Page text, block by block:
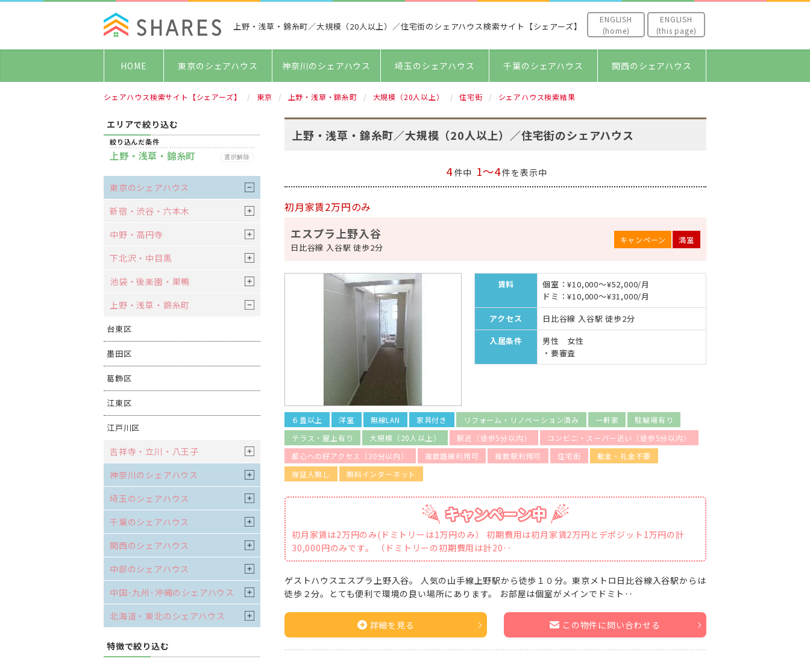
上野・浅草・錦糸町／大規模（20人以上）／住宅街のシェアハウス検索サイト【シェアーズ】
ENGLISH
(home)
ENGLISH
(this page)
HOME 東京のシェアハウス 神奈川のシェアハウス 埼玉のシェアハウス 千葉のシェアハウス 関西のシェアハウス
シェアハウス検索サイト【シェアーズ】 東京 上野・浅草・錦糸町 大規模（20人以上） 住宅街 シェアハウス検索結果
エリアで絞り込む
絞り込んだ条件
上野・浅草・錦糸町 選択解除
東京のシェアハウス
新宿・渋谷・六本木
中野・高円寺
下北沢・中目黒
池袋・後楽園・巣鴨
上野・浅草・錦糸町
台東区
墨田区
葛飾区
江東区
江戸川区
吉祥寺・立川・八王子
神奈川のシェアハウス
埼玉のシェアハウス
千葉のシェアハウス
関西のシェアハウス
中部のシェアハウス
中国･九州･沖縄のシェアハウス
北海道・東北のシェアハウス
特徴で絞り込む
上野・浅草・錦糸町／大規模（20人以上）／住宅街のシェアハウス
4件中 1～4件を表示中
初月家賃2万円のみ
エスプラ上野入谷
日比谷線 入谷駅 徒歩2分
キャンペーン 満室
賃料
個室：¥10,000～¥52,000/月
ドミ：¥10,000～¥31,000/月
アクセス
日比谷線 入谷駅 徒歩2分
入居条件
男性 女性
・要審査
６畳以上 洋室 無線LAN 家具付き リフォーム・リノベーション済み 一軒家
駐輪場有り
テラス・屋上有り
大規模（20人以上） 駅近（徒歩5分以内）
コンビニ・スーパー近い（徒歩5分以内）
都心への好アクセス（30分以内）
複数路線利用可 複数駅利用可 住宅街
敷金・礼金不要
保証人無し
無料インターネット
初月家賃は2万円のみ(ドミトリーは1万円のみ） 初期費用は初月家賃2万円とデポジット1万円の計
30,000円のみです。 （ドミトリーの初期費用は計20‥
ゲストハウスエスプラ上野入谷。 人気の山手線上野駅から徒歩１０分。東京メトロ日比谷線入谷駅からは
徒歩２分。とても便利で環境の良い場所にあります。 お部屋は個室がメインでドミト‥
詳細を見る この物件に問い合わせる